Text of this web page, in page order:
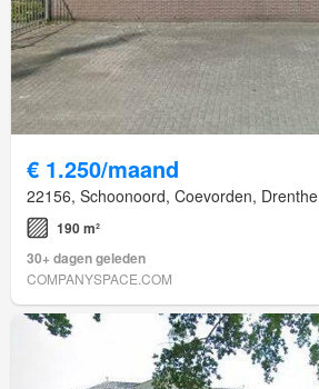
€ 1.250/maand
22156, Schoonoord, Coevorden, Drenthe
190 m²
30+ dagen geleden
COMPANYSPACE.COM